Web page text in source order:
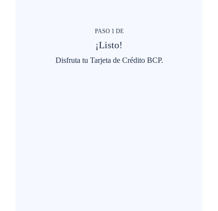
PASO 1 DE
¡Listo!
Disfruta tu Tarjeta de Crédito BCP.